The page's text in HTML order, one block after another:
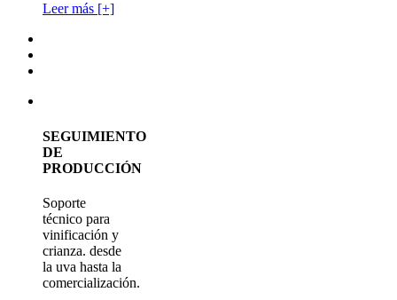
Leer más [+]
SEGUIMIENTO
DE
PRODUCCIÓN
Soporte
técnico para
vinificación y
crianza. desde
la uva hasta la
comercialización.